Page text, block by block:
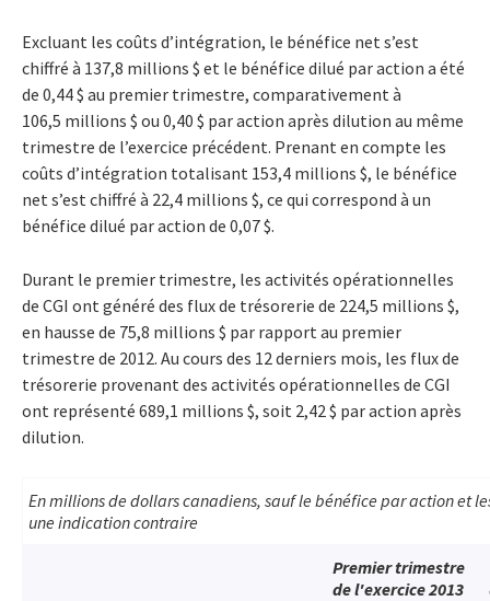
Excluant les coûts d’intégration, le bénéfice net s’est
chiffré à 137,8 millions $ et le bénéfice dilué par action a été
de 0,44 $ au premier trimestre, comparativement à
106,5 millions $ ou 0,40 $ par action après dilution au même
trimestre de l’exercice précédent. Prenant en compte les
coûts d’intégration totalisant 153,4 millions $, le bénéfice
net s’est chiffré à 22,4 millions $, ce qui correspond à un
bénéfice dilué par action de 0,07 $.
Durant le premier trimestre, les activités opérationnelles
de CGI ont généré des flux de trésorerie de 224,5 millions $,
en hausse de 75,8 millions $ par rapport au premier
trimestre de 2012. Au cours des 12 derniers mois, les flux de
trésorerie provenant des activités opérationnelles de CGI
ont représenté 689,1 millions $, soit 2,42 $ par action après
dilution.
En millions de dollars canadiens, sauf le bénéfice par action et
une indication contraire
Premier trimestre
de l'exercice 2013